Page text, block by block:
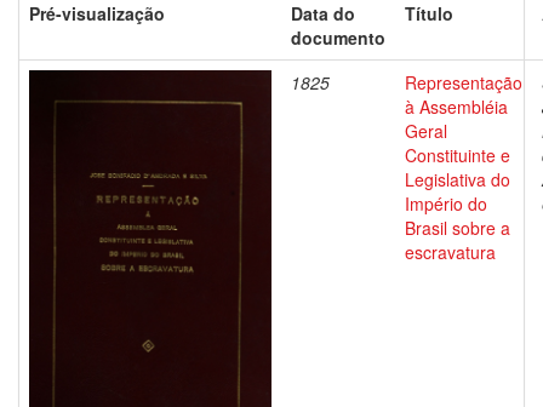
Pré-visualização
Data do
documento
Título
1825
Representação
à Assembléia
Geral
Constituinte e
Legislativa do
Império do
Brasil sobre a
escravatura